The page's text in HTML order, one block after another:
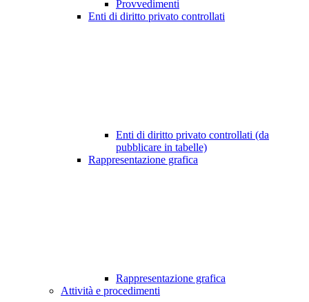
Provvedimenti
Enti di diritto privato controllati
Enti di diritto privato controllati (da
pubblicare in tabelle)
Rappresentazione grafica
Rappresentazione grafica
Attività e procedimenti